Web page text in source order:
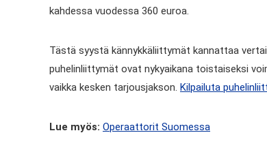
kahdessa vuodessa 360 euroa.
Tästä syystä kännykkäliittymät kannattaa
puhelinliittymät ovat nykyaikana toistaiseksi
vaikka kesken tarjousjakson. Kilpailuta
Lue myös: Operaattorit Suomessa